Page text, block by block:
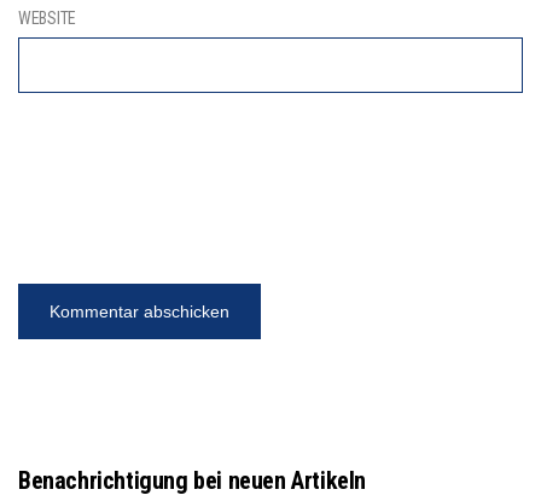
WEBSITE
Benachrichtigung bei neuen Artikeln